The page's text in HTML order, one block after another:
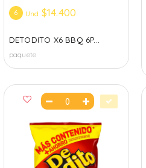
6 Und $14.400
DETODITO X6 BBQ 6P...
paquete